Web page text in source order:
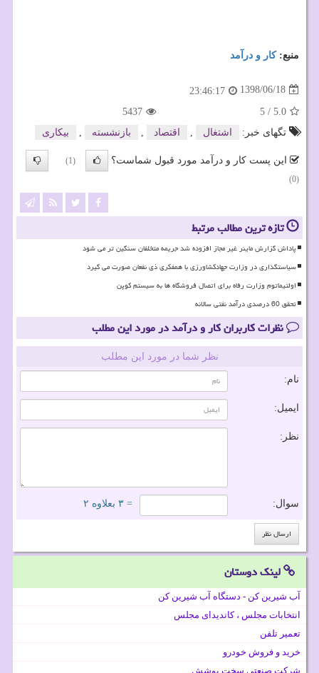
منبع:كار و درآمد
1398/06/18
23:46:17
5.0
/
5
5437
تگهای خبر:
اشتغال اقتصاد بازنشسته بیكاری
این پست کار و درآمد مورد قبول شماست؟
(1)
(0)
تازه ترین مطالب مرتبط
پاداش گزارش ماینر غیر مجاز افزوده شد جریمه متخلفان سنگین تر می شود
سیاستگذاری در وزارت جهادکشاورزی با همفکری ذی نفعان صورت می گیرد
اولتیماتوم وزارت رفاه برای اتصال فروشگاه ها به سیستم کوپن
تحقق 60 درصدی درآمد نفتی سالانه
نظرات کاربران کار و درآمد در مورد این مطلب
نظر شما در مورد این مطلب
نام:
ایمیل:
نظر:
سوال: = ۳ بعلاوه ۲
لینک دوستان
آب شیرین کن - دستگاه آب شیرین کن
انتخابات مجلس ، کاندیدای مجلس
تعمیر تلفن
خرید و فروش خودرو
شرکت صنعتی سخت پوشش